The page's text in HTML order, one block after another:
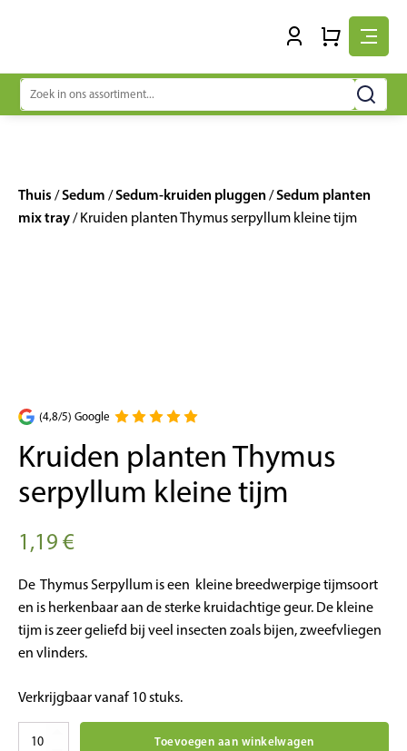
Zoeken
naar:
Thuis /Sedum /Sedum-kruiden pluggen/Sedum planten
mix tray/ Kruiden planten Thymus serpyllum kleine tijm
(4,8/5) Google
Kruiden planten Thymus
serpyllum kleine tijm
1,19 €
De Thymus Serpyllum is een kleine breedwerpige tijmsoort
en is herkenbaar aan de sterke kruidachtige geur. De kleine
tijm is zeer geliefd bij veel insecten zoals bijen, zweefvliegen
en vlinders.
Verkrijgbaar vanaf 10 stuks.
Kruiden
Toevoegen aan winkelwagen